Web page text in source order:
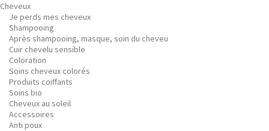
Cheveux
Je perds mes cheveux
Shampooing
Après shampooing, masque, soin du cheveu
Cuir chevelu sensible
Coloration
Soins cheveux colorés
Produits coiffants
Soins bio
Cheveux au soleil
Accessoires
Anti poux